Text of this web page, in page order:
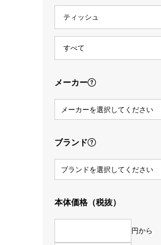
メーカー
メーカーを選択してください
ブランド
ブランドを選択してください
本体価格（税抜）
円から